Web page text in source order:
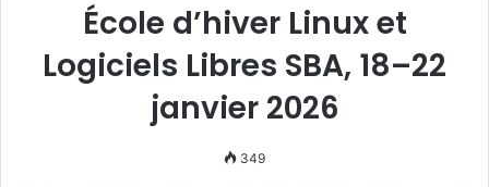
École d’hiver Linux et
Logiciels Libres SBA, 18–22
janvier 2026
349